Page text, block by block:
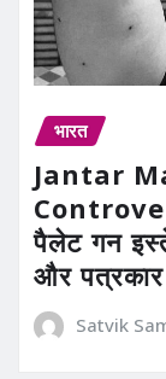
भारत
Jantar
पैलेट गन
और
Satvik